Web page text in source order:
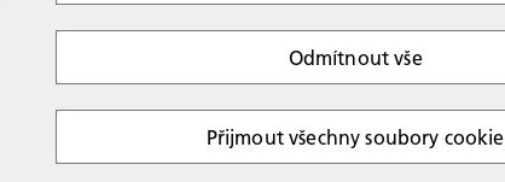
Odmítnout vše
Přijmout všechny soubory cookie